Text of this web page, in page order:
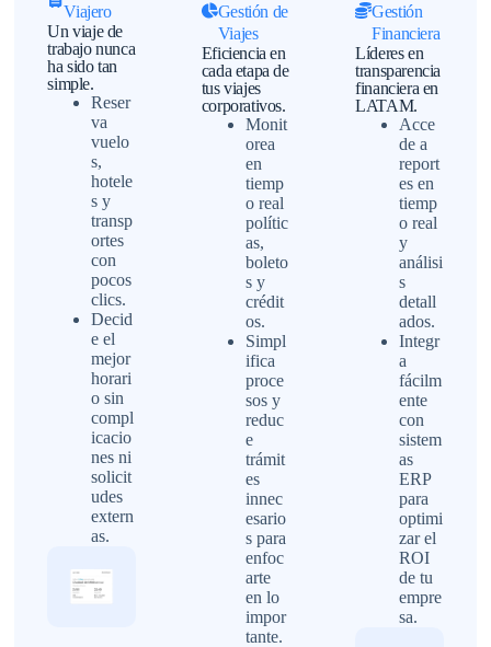
Viajero
Un viaje de
trabajo nunca
ha sido tan
simple.
Reser
va
vuelo
s,
hotele
s y
transp
ortes
con
pocos
clics.
Decid
e el
mejor
horari
o sin
compl
icacio
nes ni
solicit
udes
extern
as.
Gestión de
Viajes
Eficiencia en
cada etapa de
tus viajes
corporativos.
Monit
orea
en
tiemp
o real
polític
as,
boleto
s y
crédit
os.
Simpl
ifica
proce
sos y
reduc
e
trámit
es
innec
esario
s para
enfoc
arte
en lo
impor
tante.
Gestión
Financiera
Líderes en
transparencia
financiera en
LATAM.
Acce
de a
report
es en
tiemp
o real
y
análisi
s
detall
ados.
Integr
a
fácilm
ente
con
sistem
as
ERP
para
optimi
zar el
ROI
de tu
empre
sa.